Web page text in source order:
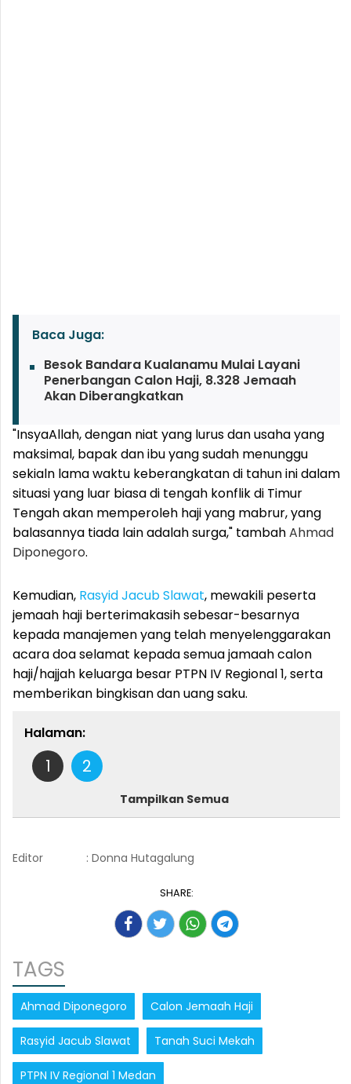
Baca Juga:
Besok Bandara Kualanamu Mulai Layani
Penerbangan Calon Haji, 8.328 Jemaah
Akan Diberangkatkan
"InsyaAllah, dengan niat yang lurus dan usaha yang
maksimal, bapak dan ibu yang sudah menunggu
sekialn lama waktu keberangkatan di tahun ini dalam
situasi yang luar biasa di tengah konflik di Timur
Tengah akan memperoleh haji yang mabrur, yang
balasannya tiada lain adalah surga," tambahAhmad
Diponegoro.
Kemudian, Rasyid Jacub Slawat, mewakili peserta
jemaah haji berterimakasih sebesar-besarnya
kepada manajemen yang telah menyelenggarakan
acara doa selamat kepada semua jamaah calon
haji/hajjah keluarga besar PTPN IV Regional 1, serta
memberikan bingkisan dan uang saku.
Halaman:
1 2
Tampilkan Semua
Editor : Donna Hutagalung
SHARE:
TAGS
Ahmad Diponegoro Calon Jemaah Haji
Rasyid Jacub Slawat Tanah Suci Mekah
PTPN IV Regional 1 Medan